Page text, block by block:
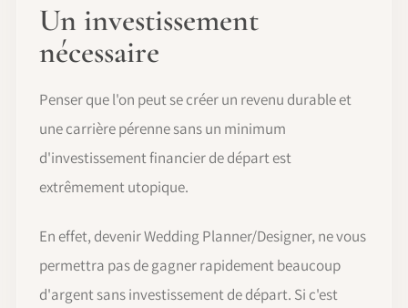
Un investissement
nécessaire
Penser que l'on peut se créer un revenu durable et
une carrière pérenne sans un minimum
d'investissement financier de départ est
extrêmement utopique.
En effet, devenir Wedding Planner/Designer, ne vous
permettra pas de gagner rapidement beaucoup
d'argent sans investissement de départ. Si c'est